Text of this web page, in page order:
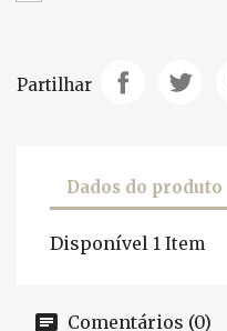
Partilhar
Dados do produto
Disponível 1 Item
Comentários (0)